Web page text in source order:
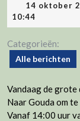
14 oktober
10:44
Categorieën:
Alle berichten
Vandaag de grote
Naar Gouda om
Vanaf 14:00 uur